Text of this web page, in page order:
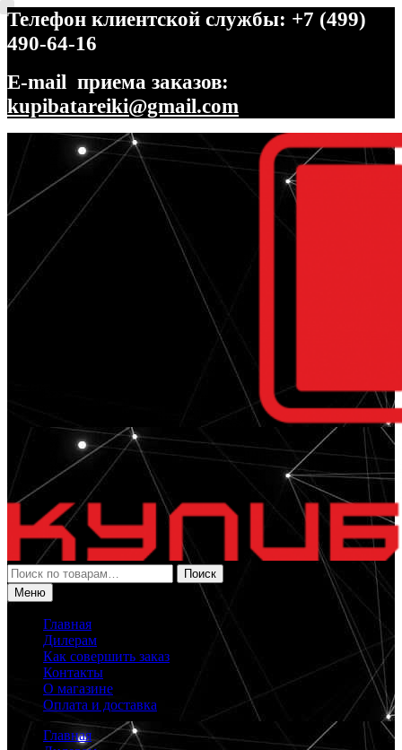
Телефон клиентской службы: +7 (499)
490-64-16
E-mail приема заказов:
kupibatareiki@gmail.com
Перейти
навигации
Перейти
содержимому
Искать:
Поиск
Меню
Главная
Дилерам
Как совершить заказ
Контакты
О магазине
Оплата и доставка
Главная